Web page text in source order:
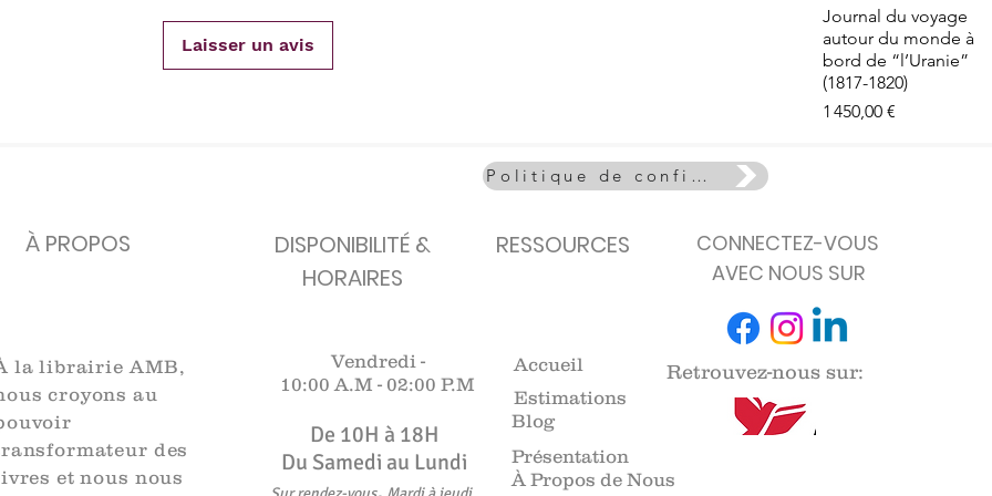
Laisser un avis
Aperçu rapide
Journal du voyage
autour du monde à
bord de “l’Uranie”
(1817-1820)
Prix
1 450,00 €
Rupture de stock
Politique de confidentialité
À PROPOS
DISPONIBILITÉ &
HORAIRES
RESSOURCES
CONNECTEZ-VOUS
AVEC NOUS SUR
la librairie AMB,
croyons au
des
et nous nous
Vendredi -
10:00 A.M - 02:00 P.M
De 10H à 18H​​​
Du Samedi au Lundi
,
Accueil
Estimations
Blog
Retrouvez-nous sur:
Présentation
À Propos de Nous